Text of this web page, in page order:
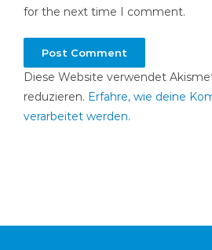
for the next time I comment.
Diese Website verwendet
reduzieren. Erfahre, wie deine
verarbeitet werden.